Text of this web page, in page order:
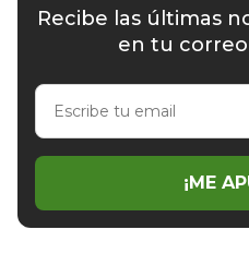
Recibe las últimas
en tu
Escribe
email
¡ME